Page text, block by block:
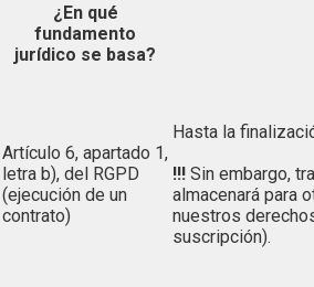
¿En qué
fundamento
jurídico se basa?
Artículo 6, apartado 1,
letra b), del RGPD
(ejecución de un
contrato)
Hasta la
!!! Sin embargo,
almacenará para
nuestros
suscripción).